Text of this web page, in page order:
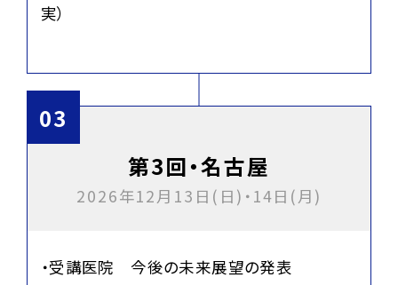
実）
第3回・名古屋
2026年12月13日(日)・14日(月)
・受講医院 今後の未来展望の発表